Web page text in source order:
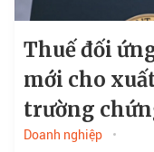
Thuế đối
mới cho
trường
Doanh nghiệp